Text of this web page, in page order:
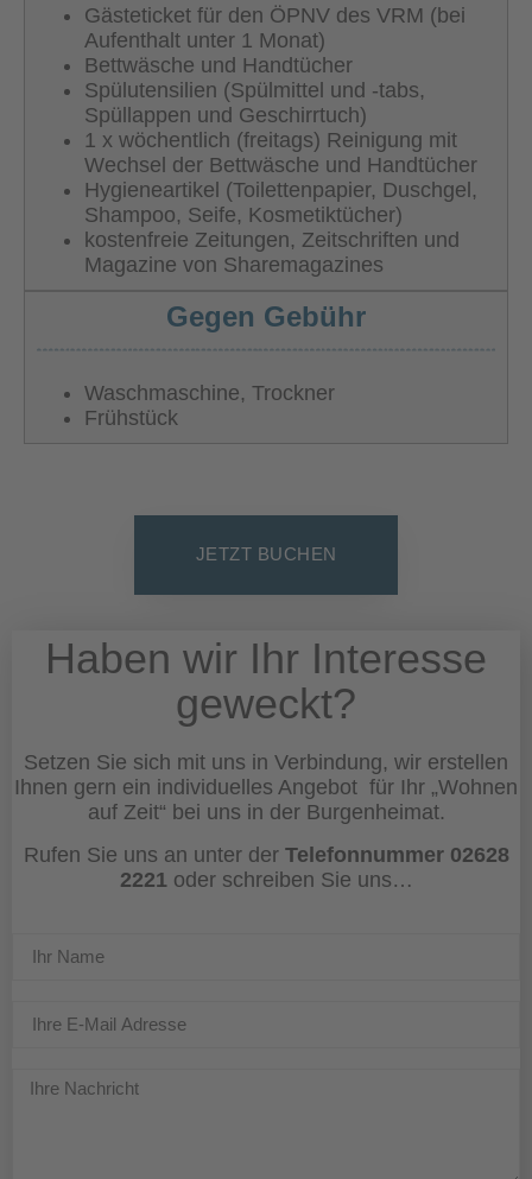
Gästeticket für den ÖPNV des VRM (bei
Aufenthalt unter 1 Monat)
Bettwäsche und Handtücher
Spülutensilien (Spülmittel und -tabs,
Spüllappen und Geschirrtuch)
1 x wöchentlich (freitags) Reinigung mit
Wechsel der Bettwäsche und Handtücher
Hygieneartikel (Toilettenpapier, Duschgel,
Shampoo, Seife, Kosmetiktücher)
kostenfreie Zeitungen, Zeitschriften und
Magazine von Sharemagazines
Gegen Gebühr
Waschmaschine, Trockner
Frühstück
JETZT BUCHEN
Haben wir Ihr Interesse
geweckt?
Setzen Sie sich mit uns in Verbindung, wir erstellen
Ihnen gern ein individuelles Angebot für Ihr „Wohnen
auf Zeit“ bei uns in der Burgenheimat.
Rufen Sie uns an unter der Telefonnummer 02628
2221 oder schreiben Sie uns…